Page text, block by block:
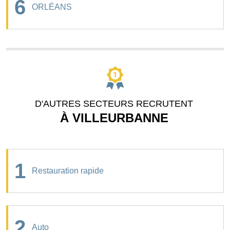
6 ORLÉANS
D'AUTRES SECTEURS RECRUTENT
À VILLEURBANNE
1 Restauration rapide
Auto